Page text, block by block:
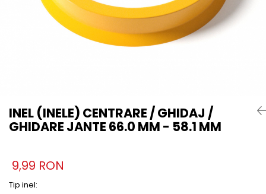
INEL (INELE) CENTRARE / GHIDAJ /
GHIDARE JANTE 66.0 MM - 58.1 MM
9,99 RON
Tip inel: